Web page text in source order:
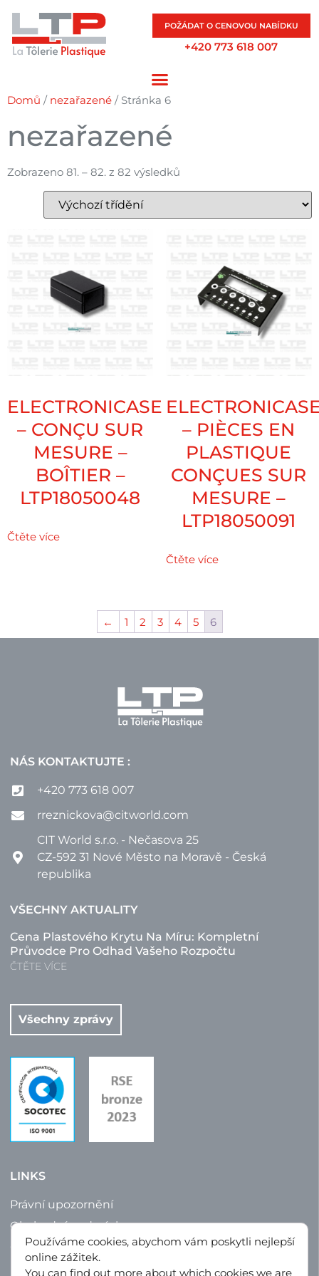
POŽÁDAT O CENOVOU NABÍDKU
+420 773 618 007
Domů / nezařazené / Stránka 6
nezařazené
Zobrazeno 81. – 82. z 82 výsledků
ELECTRONICASE
– CONÇU SUR
MESURE –
BOÎTIER –
LTP18050048
Čtěte více
– PIÈCES EN
PLASTIQUE
CONÇUES SUR
MESURE –
LTP18050091
Čtěte více
← 1 2 3 4 5 6
NÁS KONTAKTUJTE :
+420 773 618 007
rreznickova@citworld.com
CIT World s.r.o. - Nečasova 25
CZ-592 31 Nové Město na Moravě - Česká
republika
VŠECHNY AKTUALITY
Cena Plastového Krytu Na Míru: Kompletní
Průvodce Pro Odhad Vašeho Rozpočtu
ČTĚTE VÍCE
Všechny zprávy
LINKS
Právní upozornění
Obchodní podmínky
Ochrana údajů
Mapa stránek
Používáme cookies, abychom vám poskytli nejlepší
online zážitek.
You can find out more about which cookies we are